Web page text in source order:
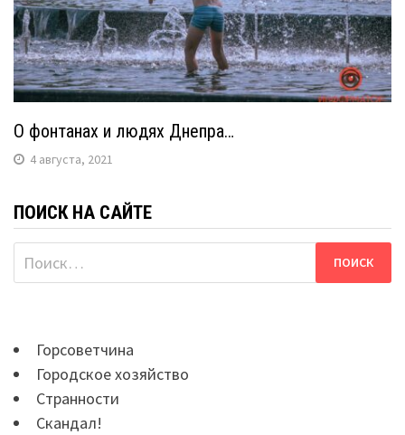
О фонтанах и людях Днепра…
4 августа, 2021
ПОИСК НА САЙТЕ
Найти:
Горсоветчина
Городское хозяйство
Странности
Скандал!